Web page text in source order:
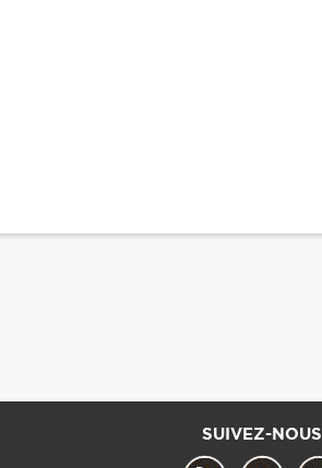
SUIVEZ-NOUS